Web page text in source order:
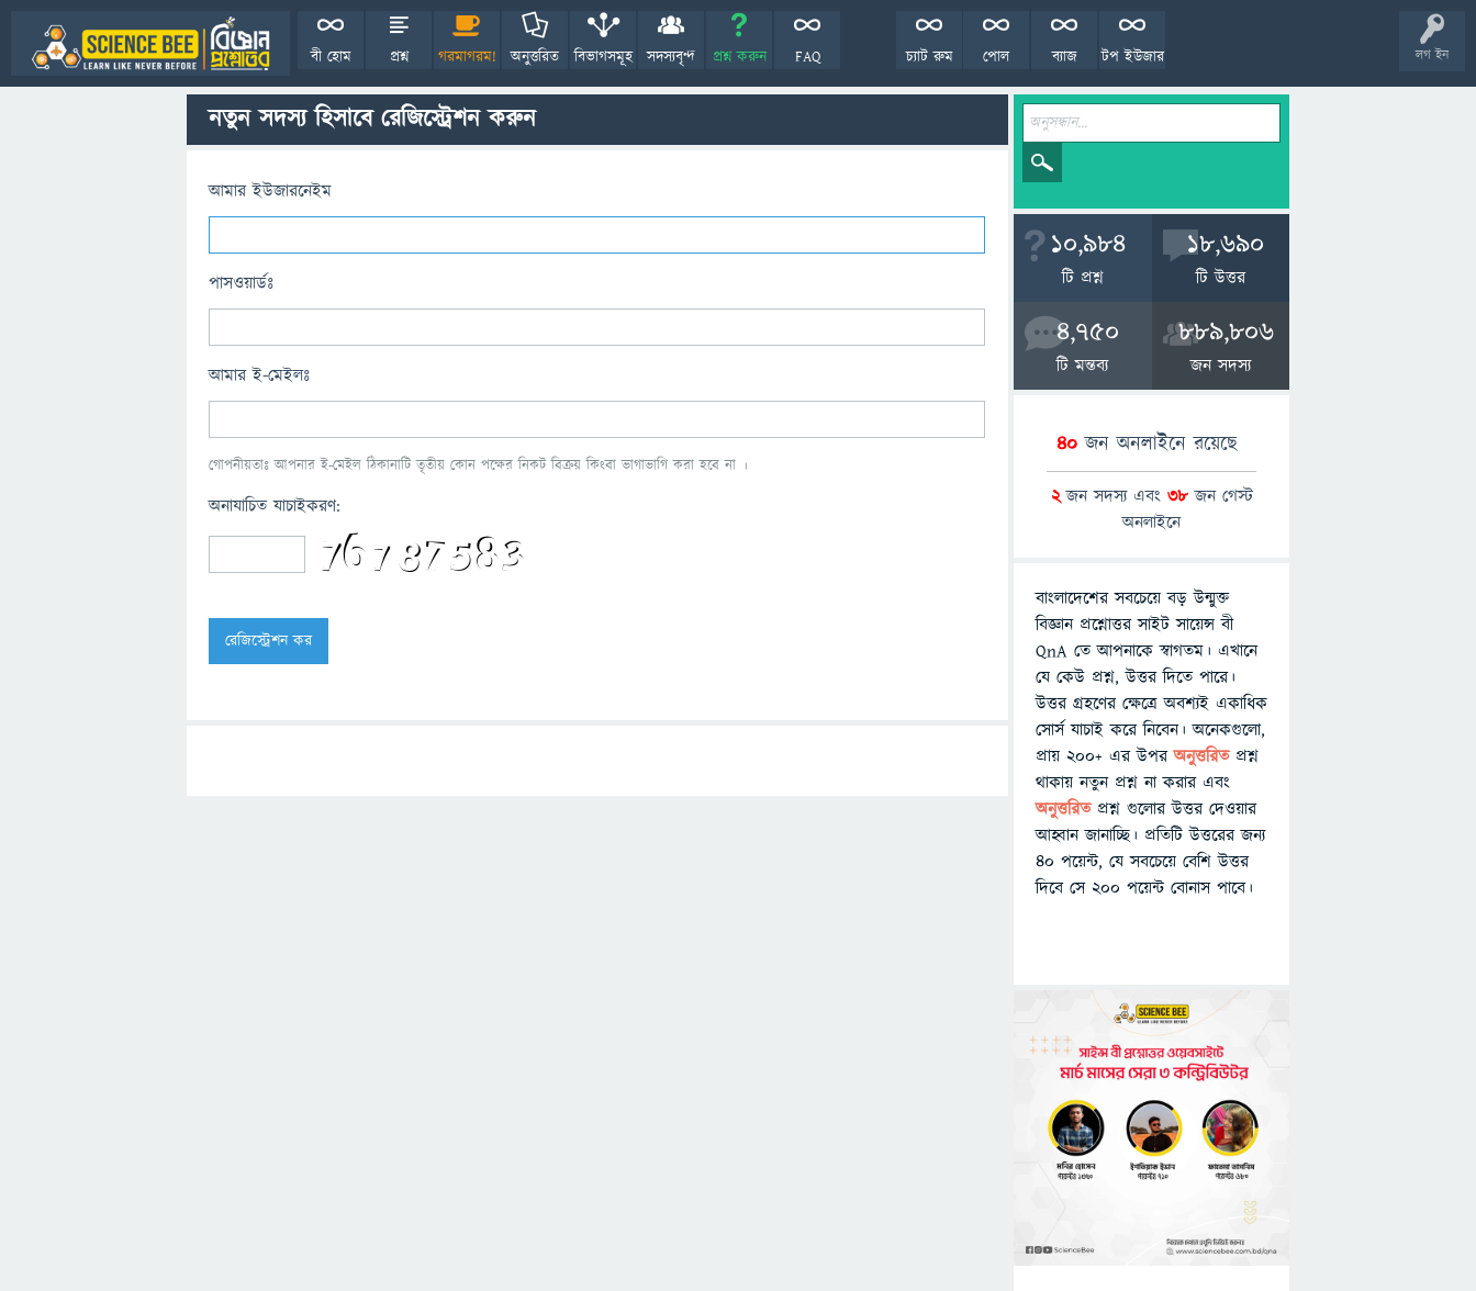
লগ ইন
বী হোম প্রশ্ন গরমাগরম! অনুত্তরিত বিভাগসমূহ সদস্যবৃন্দ প্রশ্ন করুন FAQ টপ ইউজার
ব্যাজ
পোল
চ্যাট রুম
নতুন সদস্য হিসাবে রেজিস্ট্রেশন করুন
আমার ইউজারনেইম
পাসওয়ার্ডঃ
আমার ই-মেইলঃ
গোপনীয়তাঃ আপনার ই-মেইল ঠিকানাটি তৃতীয় কোন পক্ষের নিকট বিক্রয় কিংবা ভাগাভাগি করা হবে না ।
অনাযাচিত যাচাইকরণ:
10,984
টি প্রশ্ন
18,690
টি উত্তর
4,750
টি মন্তব্য
889,806
জন সদস্য
40 জন অনলাইনে রয়েছে
2জন সদস্য এবং 38জন গেস্ট
অনলাইনে
বাংলাদেশের সবচেয়ে বড় উন্মুক্ত
বিজ্ঞান প্রশ্নোত্তর সাইট সায়েন্স বী
QnA তে আপনাকে স্বাগতম। এখানে
যে কেউ প্রশ্ন, উত্তর দিতে পারে।
উত্তর গ্রহণের ক্ষেত্রে অবশ্যই একাধিক
সোর্স যাচাই করে নিবেন। অনেকগুলো,
প্রায় ২০০+ এর উপরঅনুত্তরিতপ্রশ্ন
থাকায় নতুন প্রশ্ন না করার এবং
অনুত্তরিত প্রশ্ন গুলোর উত্তর দেওয়ার
আহ্বান জানাচ্ছি। প্রতিটি উত্তরের জন্য
৪০ পয়েন্ট, যে সবচেয়ে বেশি উত্তর
দিবে সে ২০০ পয়েন্ট বোনাস পাবে।